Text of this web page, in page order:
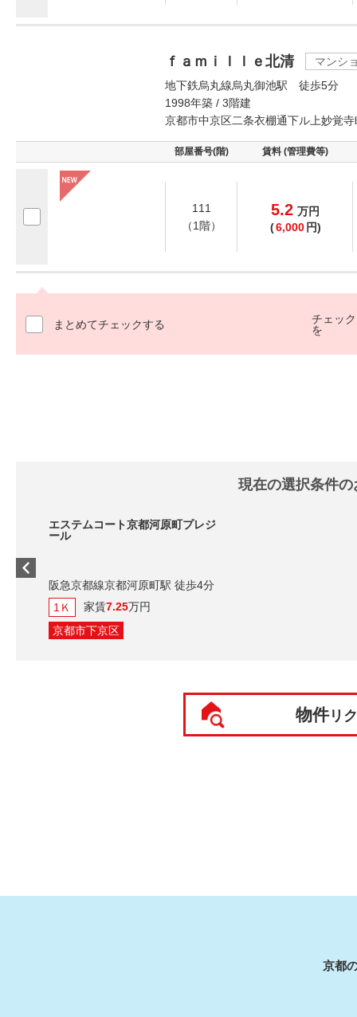
ｆａｍｉｌｌｅ北清
マンシ
地下鉄烏丸線烏丸御池駅 徒歩5分
1998年築 / 3階建
京都市中京区二条衣棚通下ル上妙覚寺
部屋番号(階) 賃料 (管理費等)
111
（1階）
5.2 万円
(6,000 円)
まとめてチェックする
チェッ
を
現在の選択条件
エステムコート京都河原町プレジ
ール
阪急京都線京都河原町駅 徒歩4分
1Ｋ
家賃7.25万円
京都市下京区
物件リ
京都